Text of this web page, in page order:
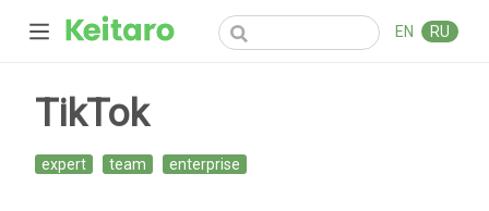
EN RU
TikTok
expert team enterprise